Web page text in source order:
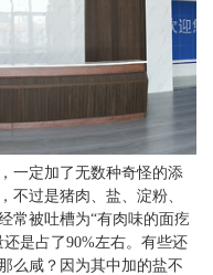
一定加了无数种奇怪的添
不过是猪肉、盐、淀粉、
常被吐槽为“有肉味的面疙
是占了90%左右。有些还
么咸？因为其中加的盐不